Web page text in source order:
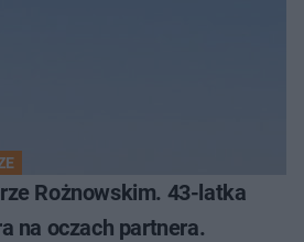
Rożnowskim. 43-latka
na oczach partnera.